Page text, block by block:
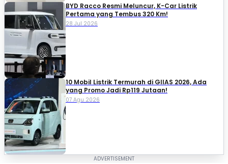
BYD Racco Resmi Meluncur, K-Car Listrik
Pertama yang Tembus 320 Km!
28 Jul 2026
10 Mobil Listrik Termurah di GIIAS 2026, Ada
yang Promo Jadi Rp119 Jutaan!
07 Agu 2026